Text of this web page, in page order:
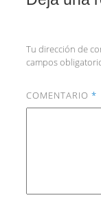
Tu dirección de
campos
COMENTARIO *